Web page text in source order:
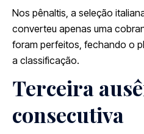
Nos pênaltis, a seleção
converteu apenas uma
foram perfeitos, fechando o
a classificação.
Terceira
consecutiva